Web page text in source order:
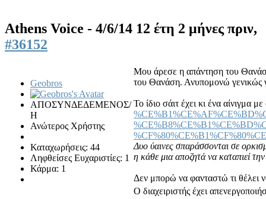
Athens Voice - 4/6/14 12 έτη 2 μήνες πριν,
#36152
Geobros
ΑΠΟΣΥΝΔΕΔΕΜΕΝΟΣ/
Η
Ανώτερος Χρήστης
Καταχωρήσεις: 44
Ληφθείσες Ευχαριστίες: 1
Κάρμα: 1
Μου άρεσε η απάντηση του
του Θανάση. Ανυπομονώ γενικώς
Το ίδιο σάιτ έχει κι ένα αίνιγμα
Δυο ύαινες σπαράσσονται σε
η κάθε μια αποζητά να καταπιεί
Δεν μπορώ να φανταστώ τι θέλει
Ο διαχειριστής έχει